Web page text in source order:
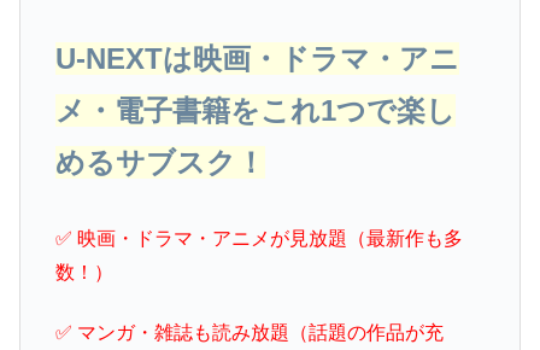
U-NEXTは映画・ドラマ・アニ
メ・電子書籍をこれ1つで楽し
めるサブスク！
✅ 映画・ドラマ・アニメが見放題（最新作も多
数！）
✅ マンガ・雑誌も読み放題（話題の作品が充